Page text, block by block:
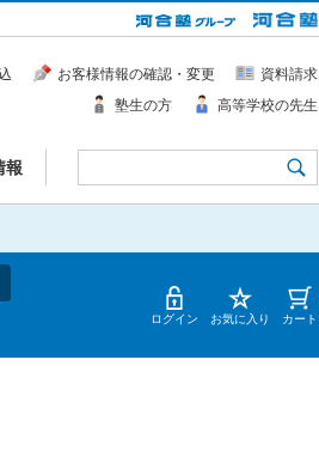
報
お客様情報の確認・変更
資料請求
塾生の方
高等学校の先生
ログイン お気に入り カート